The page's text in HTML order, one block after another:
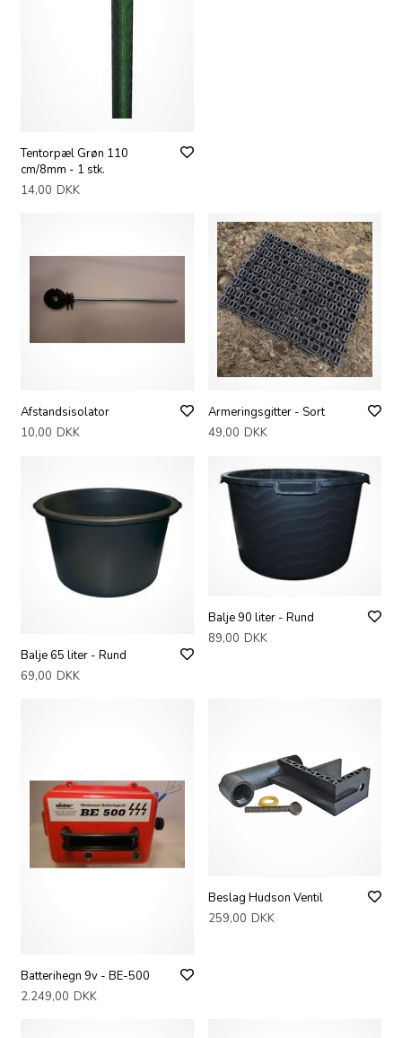
Tentorpæl Grøn 110
cm/8mm - 1 stk.
14,00 DKK
Afstandsisolator
10,00 DKK
Armeringsgitter - Sort
49,00 DKK
Balje 65 liter - Rund
69,00 DKK
Balje 90 liter - Rund
89,00 DKK
Batterihegn 9v - BE-500
2.249,00 DKK
Beslag Hudson Ventil
259,00 DKK